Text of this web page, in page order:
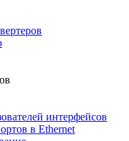
интерфейсов
в Ethernet